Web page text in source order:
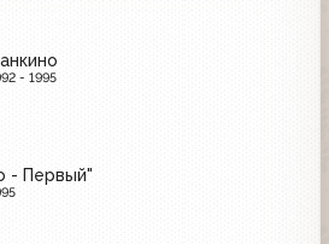
- 1995
- Первый"